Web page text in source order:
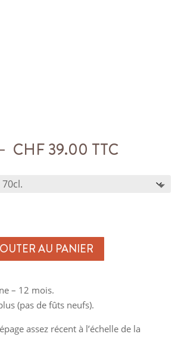
CHF39.00 Plage
CHF 13.00
TTC
AU PANIER
– 12 mois.
(pas de fûts neufs).
assez récent à l’échelle de la